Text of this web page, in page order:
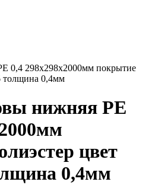
0,4 298x298x2000мм покрытие
толщина 0,4мм
нижняя PE
цвет
0,4мм